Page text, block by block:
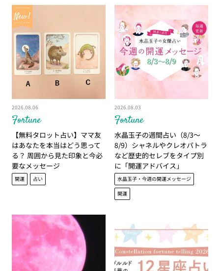
Fortune
2026.08.06
【無料タロット占い】ママ友
はあなたを本当はどう思って
る？ 周囲から見た印象と今必
要なメッセージ
開運 占い
Fortune
2026.08.03
水晶玉子の週間占い（8/3～
8/9）シャネルやクレオパトラ
など歴史的セレブをタイプ別
に「開運アドバイス」
水晶玉子・今週の開運メッセージ
開運